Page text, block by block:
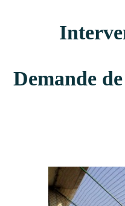
Demande